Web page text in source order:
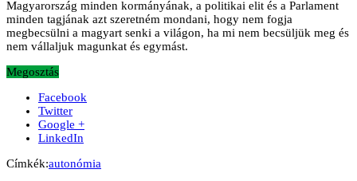
Magyarország minden kormányának, a politikai elit és a Parlament
minden tagjának azt szeretném mondani, hogy nem fogja
megbecsülni a magyart senki a világon, ha mi nem becsüljük meg és
nem vállaljuk magunkat és egymást.
Megosztás
Facebook
Twitter
Google +
LinkedIn
Címkék:autonómia